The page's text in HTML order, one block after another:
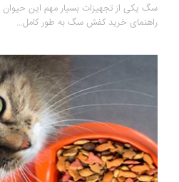
سگ یکی از تجهیزات بسیار مهم این حیوان
راهنمای خرید کفش سگ به طور کامل...